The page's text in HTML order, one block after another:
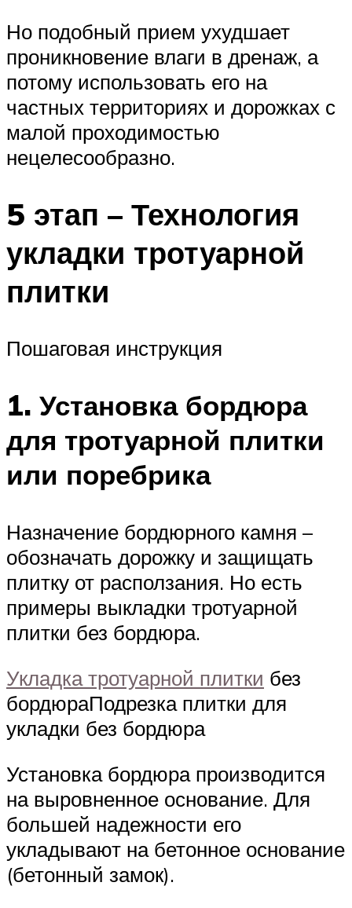
Но подобный прием ухудшает
проникновение влаги в дренаж, а
потому использовать его на
частных территориях и дорожках с
малой проходимостью
нецелесообразно.
5 этап – Технология
укладки тротуарной
плитки
Пошаговая инструкция
1. Установка бордюра
для тротуарной плитки
или поребрика
Назначение бордюрного камня –
обозначать дорожку и защищать
плитку от расползания. Но есть
примеры выкладки тротуарной
плитки без бордюра.
Укладка тротуарной плитки без
бордюраПодрезка плитки для
укладки без бордюра
Установка бордюра производится
на выровненное основание. Для
большей надежности его
укладывают на бетонное основание
(бетонный замок).